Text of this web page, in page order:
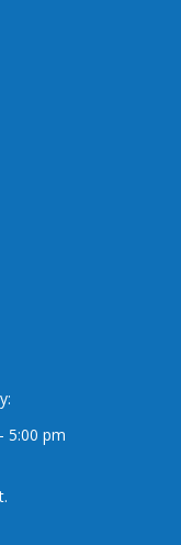
5:00 pm